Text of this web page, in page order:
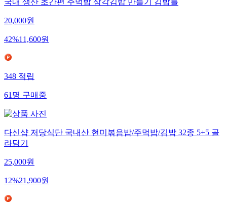
국내 생산 초간편 주먹밥 삼각김밥 만들기 김밥틀
20,000원
42%11,600원
348적립
61명구매중
다신샵 저당식단 국내산 현미볶음밥/주먹밥/김밥 32종 5+5 골
라담기
25,000원
12%21,900원